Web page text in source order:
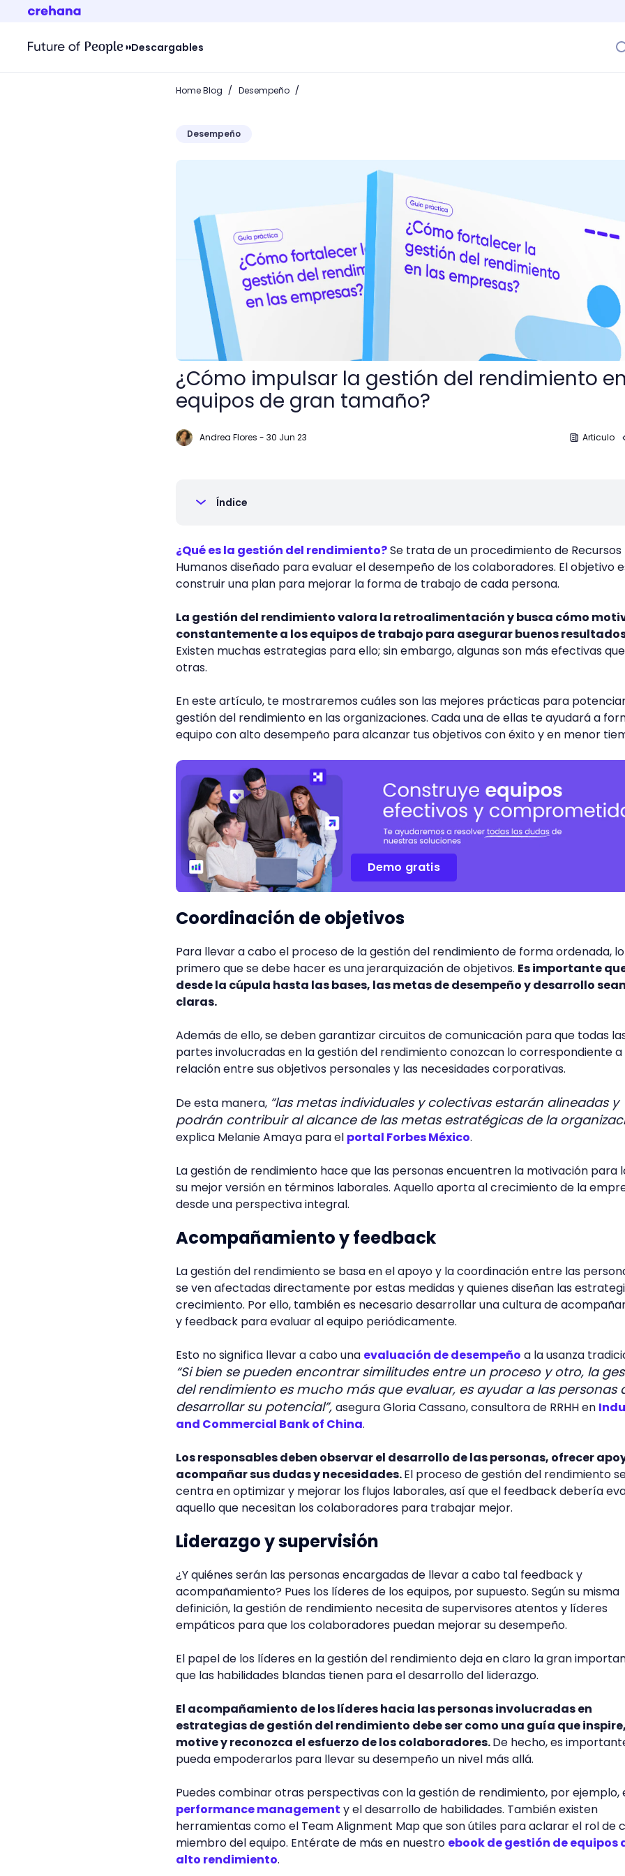
Descargables
Home Blog / Desempeño /
Desempeño
¿Cómo impulsar la gestión del rendimiento en equipos de gran tamaño?
¿Cómo impulsar la gestión del rendimiento en
equipos de gran tamaño?
Andrea Flores - 30 Jun 23 Articulo
Índice
¿Qué es la gestión del rendimiento?Se trata de un procedimiento de Recursos
Humanos diseñado para evaluar el desempeño de los colaboradores. El objetivo
construir una plan para mejorar la forma de trabajo de cada persona.
La gestión del rendimiento valora la retroalimentación y busca cómo
constantemente a los equipos de trabajo para asegurar buenos
Existen muchas estrategias para ello; sin embargo, algunas son más efectivas que
otras.
En este artículo, te mostraremos cuáles son las mejores prácticas para
gestión del rendimiento en las organizaciones. Cada una de ellas te ayudará a
equipo con alto desempeño para alcanzar tus objetivos con éxito y en menor
Demo gratis
Coordinación de objetivos
Para llevar a cabo el proceso de la gestión del rendimiento de forma ordenada, lo
primero que se debe hacer es una jerarquización de objetivos. Es importante
desde la cúpula hasta las bases, las metas de desempeño y desarrollo sean
claras.
Además de ello, se deben garantizar circuitos de comunicación para que todas
partes involucradas en la gestión del rendimiento conozcan lo correspondiente a
relación entre sus objetivos personales y las necesidades corporativas.
De esta manera, “las metas individuales y colectivas estarán alineadas y
podrán contribuir al alcance de las metas estratégicas de la
explica Melanie Amaya para el portal Forbes México.
La gestión de rendimiento hace que las personas encuentren la motivación para
su mejor versión en términos laborales. Aquello aporta al crecimiento de la
desde una perspectiva integral.
Acompañamiento y feedback
La gestión del rendimiento se basa en el apoyo y la coordinación entre las
se ven afectadas directamente por estas medidas y quienes diseñan las
crecimiento. Por ello, también es necesario desarrollar una cultura de
y feedback para evaluar al equipo periódicamente.
Esto no significa llevar a cabo una evaluación de desempeño a la usanza
“Si bien se pueden encontrar similitudes entre un proceso y otro, la
del rendimiento es mucho más que evaluar, es ayudar a las personas
desarrollar su potencial”, asegura Gloria Cassano, consultora de RRHH en
and Commercial Bank of China.
Los responsables deben observar el desarrollo de las personas, ofrecer
acompañar sus dudas y necesidades.El proceso de gestión del rendimiento
centra en optimizar y mejorar los flujos laborales, así que el feedback debería
aquello que necesitan los colaboradores para trabajar mejor.
Liderazgo y supervisión
¿Y quiénes serán las personas encargadas de llevar a cabo tal feedback y
acompañamiento? Pues los líderes de los equipos, por supuesto. Según su misma
definición, la gestión de rendimiento necesita de supervisores atentos y líderes
empáticos para que los colaboradores puedan mejorar su desempeño.
El papel de los líderes en la gestión del rendimiento deja en claro la gran
que las habilidades blandas tienen para el desarrollo del liderazgo.
El acompañamiento de los líderes hacia las personas involucradas en
estrategias de gestión del rendimiento debe ser como una guía que inspire,
motive y reconozca el esfuerzo de los colaboradores.De hecho, es
pueda empoderarlos para llevar su desempeño un nivel más allá.
Puedes combinar otras perspectivas con la gestión de rendimiento, por ejemplo,
performance management y el desarrollo de habilidades. También existen
herramientas como el Team Alignment Map que son útiles para aclarar el rol de
miembro del equipo. Entérate de más en nuestro ebook de gestión de equipos
alto rendimiento.